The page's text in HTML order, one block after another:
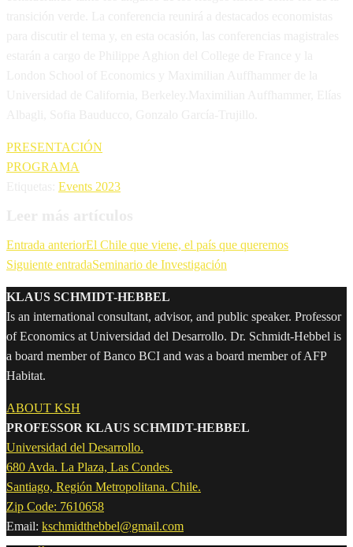
PRESENTACIÓN
PROGRAMA
Events 2023
Entrada anteriorEl Chile que viene, el país que queremos
Siguiente entradaSeminario de Investigación
KLAUS SCHMIDT-HEBBEL
Is an international consultant, advisor, and public speaker. Professor
of Economics at Universidad del Desarrollo. Dr. Schmidt-Hebbel is
a board member of Banco BCI and was a board member of AFP
Habitat.
ABOUT KSH
PROFESSOR KLAUS SCHMIDT-HEBBEL
Universidad del Desarrollo.
680 Avda. La Plaza, Las Condes.
Santiago, Región Metropolitana. Chile.
Zip Code: 7610658
Email: kschmidthebbel@gmail.com